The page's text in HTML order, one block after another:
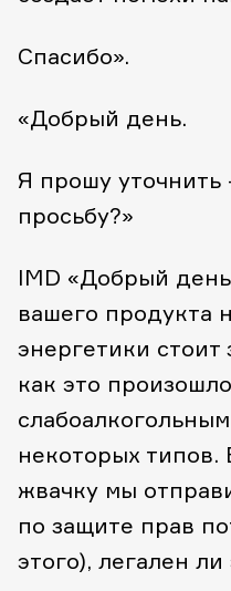
Спасибо».
«Добрый день.
Я прошу
просьбу?»
IMD «Добрый
вашего продукта
энергетики стоит
как это
некоторых
жвачку мы
по защите прав
этого), легален